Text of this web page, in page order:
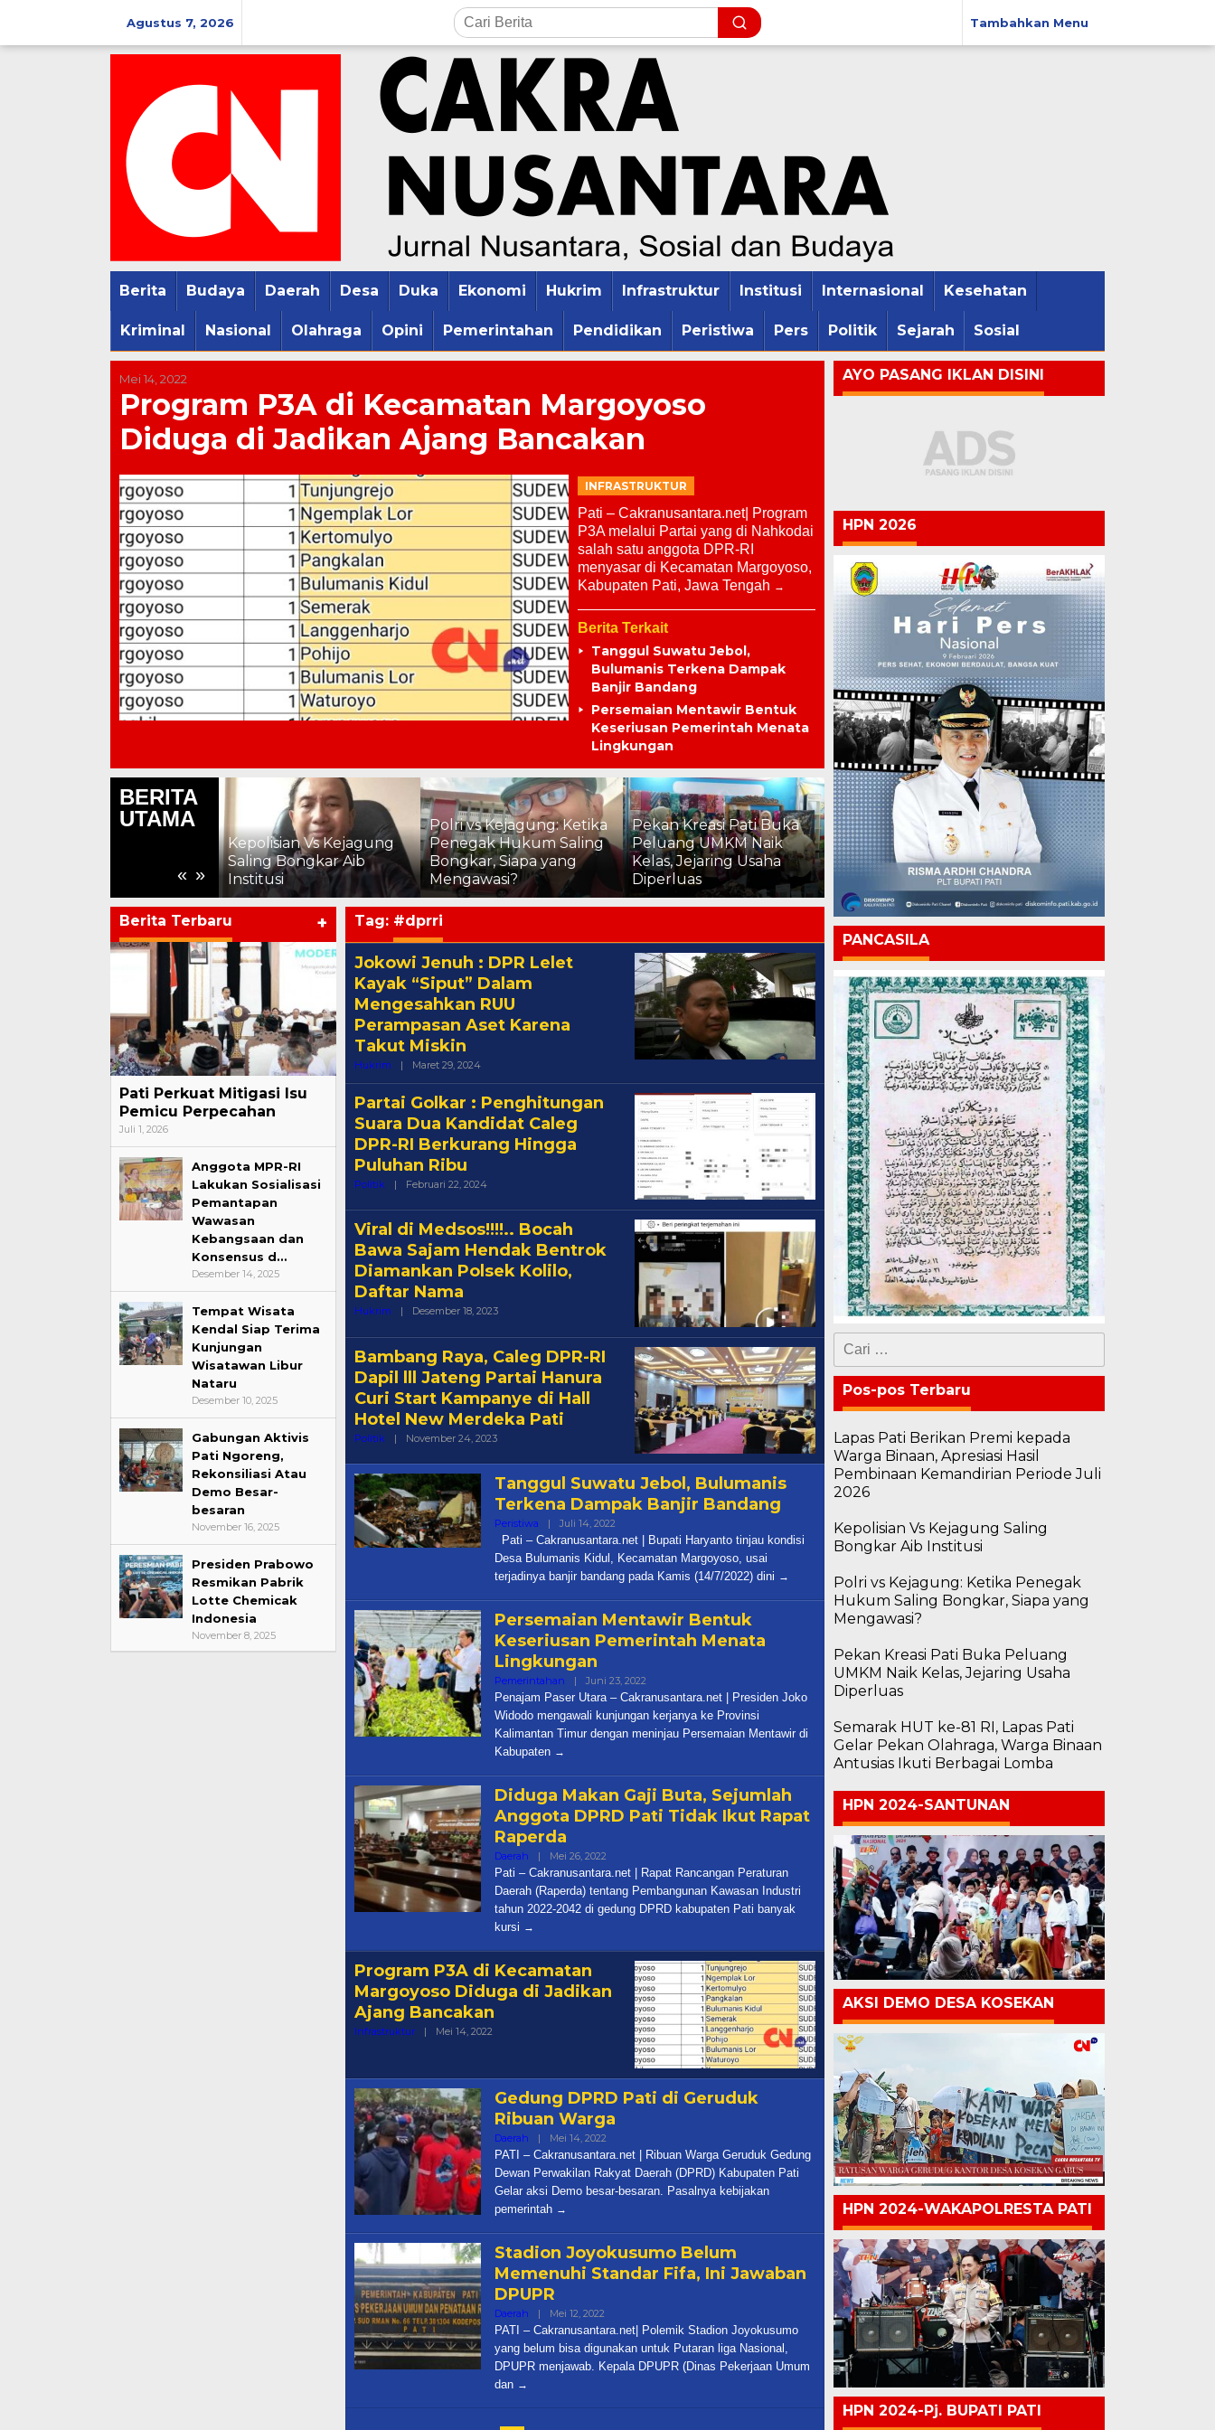
konten
Agustus 7, 2026 Tambahkan Menu
Berita Budaya Daerah Desa Duka Ekonomi Hukrim Infrastruktur Institusi Internasional Kesehatan
Kriminal Nasional Olahraga Opini Pemerintahan Pendidikan Peristiwa Pers Politik Sejarah Sosial
Mei 14, 2022
Program P3A di Kecamatan Margoyoso
Diduga di Jadikan Ajang Bancakan
INFRASTRUKTUR
Pati – Cakranusantara.net| Program
P3A melalui Partai yang di Nahkodai
salah satu anggota DPR-RI
menyasar di Kecamatan Margoyoso,
Kabupaten Pati, Jawa Tengah
Berita Terkait
Tanggul Suwatu Jebol,
Bulumanis Terkena Dampak
Banjir Bandang
Persemaian Mentawir Bentuk
Keseriusan Pemerintah Menata
Lingkungan
BERITA
UTAMA
« »
Lapas Pati Berikan Premi
kepada Warga Binaan,
Kepolisian Vs Kejagung
Saling Bongkar Aib
Institusi
Polri vs Kejagung: Ketika
Penegak Hukum Saling
Bongkar, Siapa yang
Mengawasi?
Pekan Kreasi Pati Buka
Peluang UMKM Naik
Kelas, Jejaring Usaha
Diperluas
Semarak HUT ke-81 RI,
Lapas Pati Gelar Pekan
Olahraga, Warga Binaan
Antusias Ikuti Berbagai
Lapas Pati Berikan Premi
kepada Warga Binaan,
Apresiasi Hasil
Pembinaan Kemandirian
Periode Juli 2026
Berita Terbaru +
Pati Perkuat Mitigasi Isu
Pemicu Perpecahan
Juli 1, 2026
Anggota MPR-RI
Lakukan Sosialisasi
Pemantapan
Wawasan
Kebangsaan dan
Konsensus d…
Desember 14, 2025
Tempat Wisata
Kendal Siap Terima
Kunjungan
Wisatawan Libur
Nataru
Desember 10, 2025
Gabungan Aktivis
Pati Ngoreng,
Rekonsiliasi Atau
Demo Besar-
besaran
November 16, 2025
Presiden Prabowo
Resmikan Pabrik
Lotte Chemicak
Indonesia
November 8, 2025
Tag: #dprri
Jokowi Jenuh : DPR Lelet
Kayak “Siput” Dalam
Mengesahkan RUU
Perampasan Aset Karena
Takut Miskin
Hukrim | Maret 29, 2024Oleh
Partai Golkar : Penghitungan
Suara Dua Kandidat Caleg
DPR-RI Berkurang Hingga
Puluhan Ribu
Politik | Februari 22, 2024Oleh
Viral di Medsos!!!!.. Bocah
Bawa Sajam Hendak Bentrok
Diamankan Polsek Kolilo,
Daftar Nama
Hukrim | Desember 18, 2023Oleh
Bambang Raya, Caleg DPR-RI
Dapil lll Jateng Partai Hanura
Curi Start Kampanye di Hall
Hotel New Merdeka Pati
Politik | November 24, 2023Oleh
Tanggul Suwatu Jebol, Bulumanis
Terkena Dampak Banjir Bandang
Peristiwa | Juli 14, 2022
Cakra
Pati – Cakranusantara.net | Bupati Haryanto tinjau kondisi
Desa Bulumanis Kidul, Kecamatan Margoyoso, usai
terjadinya banjir bandang pada Kamis (14/7/2022) dini
Persemaian Mentawir Bentuk
Keseriusan Pemerintah Menata
Lingkungan
Pemerintahan | Juni 23, 2022
Penajam Paser Utara – Cakranusantara.net | Presiden Joko
Widodo mengawali kunjungan kerjanya ke Provinsi
Kalimantan Timur dengan meninjau Persemaian Mentawir di
Kabupaten
Diduga Makan Gaji Buta, Sejumlah
Anggota DPRD Pati Tidak Ikut Rapat
Raperda
Daerah | Mei 26, 2022
Cakra
Pati – Cakranusantara.net | Rapat Rancangan Peraturan
Daerah (Raperda) tentang Pembangunan Kawasan Industri
tahun 2022-2042 di gedung DPRD kabupaten Pati banyak
kursi
Program P3A di Kecamatan
Margoyoso Diduga di Jadikan
Ajang Bancakan
Infrastruktur | Mei 14, 2022
Gedung DPRD Pati di Geruduk
Ribuan Warga
Daerah | Mei 14, 2022
PATI – Cakranusantara.net | Ribuan Warga Geruduk Gedung
Dewan Perwakilan Rakyat Daerah (DPRD) Kabupaten Pati
Gelar aksi Demo besar-besaran. Pasalnya kebijakan
pemerintah
Stadion Joyokusumo Belum
Memenuhi Standar Fifa, Ini Jawaban
DPUPR
Daerah | Mei 12, 2022
PATI – Cakranusantara.net| Polemik Stadion Joyokusumo
yang belum bisa digunakan untuk Putaran liga Nasional,
DPUPR menjawab. Kepala DPUPR (Dinas Pekerjaan Umum
dan
AYO PASANG IKLAN DISINI
HPN 2026
PANCASILA
Cari
untuk:
Pos-pos Terbaru
Lapas Pati Berikan Premi kepada
Warga Binaan, Apresiasi Hasil
Pembinaan Kemandirian Periode Juli
2026
Kepolisian Vs Kejagung Saling
Bongkar Aib Institusi
Polri vs Kejagung: Ketika Penegak
Hukum Saling Bongkar, Siapa yang
Mengawasi?
Pekan Kreasi Pati Buka Peluang
UMKM Naik Kelas, Jejaring Usaha
Diperluas
Semarak HUT ke-81 RI, Lapas Pati
Gelar Pekan Olahraga, Warga Binaan
Antusias Ikuti Berbagai Lomba
HPN 2024-SANTUNAN
AKSI DEMO DESA KOSEKAN
HPN 2024-WAKAPOLRESTA PATI
HPN 2024-Pj. BUPATI PATI